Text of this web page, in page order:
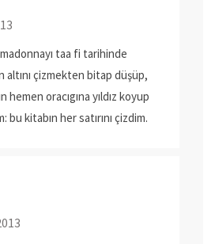
taa fi tarihinde
altını çizmekten bitap düşüp,
hemen oracıgına yıldız koyup
bu kitabın her satırını çizdim.